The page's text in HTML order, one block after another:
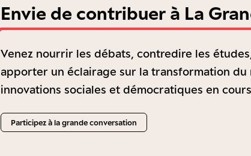
Envie de contribuer à La
Venez nourrir les débats, contredire les
apporter un éclairage sur la transformation du
innovations sociales et démocratiques en
Participez à la grande conversation